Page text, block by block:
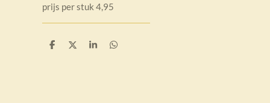
prijs per stuk 4,95
D
D
S
D